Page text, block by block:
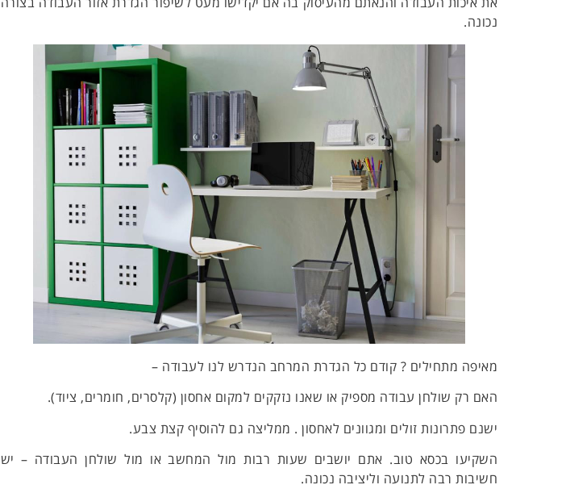
נכונה.
מאיפה מתחילים ? קודם כל הגדרת המרחב הנדרש לנו לעבודה –
​האם רק שולחן עבודה מספיק או שאנו נזקקים למקום אחסון (קלסרים, חומרים, ציוד).
ישנם פתרונות זולים ומגוונים לאחסון . ממליצה גם להוסיף קצת צבע.
השקיעו בכסא טוב. אתם יושבים שעות רבות מול המחשב או מול שולחן העבודה – יש
חשיבות רבה לתנועה וליציבה נכונה.